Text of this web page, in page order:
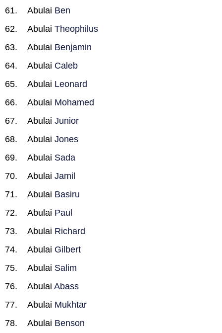
Abulai Ben
Abulai Theophilus
Abulai Benjamin
Abulai Caleb
Abulai Leonard
Abulai Mohamed
Abulai Junior
Abulai Jones
Abulai Sada
Abulai Jamil
Abulai Basiru
Abulai Paul
Abulai Richard
Abulai Gilbert
Abulai Salim
Abulai Abass
Abulai Mukhtar
Abulai Benson